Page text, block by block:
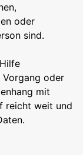
oder
sind.
oder
mit
reicht weit und